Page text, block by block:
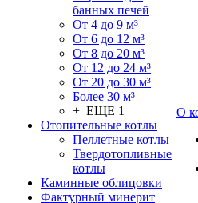
банных печей
От 4 до 9 м³
От 6 до 12 м³
От 8 до 20 м³
От 12 до 24 м³
От 20 до 30 м³
Более 30 м³
+ ЕЩЕ 1
Отопительные котлы
Пеллетные котлы
Твердотопливные
котлы
Каминные облицовки
Фактурный минерит
О